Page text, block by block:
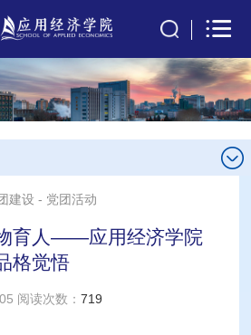
建设 - 党团活动
育人——应用经济学院
格觉悟
阅读次数：719